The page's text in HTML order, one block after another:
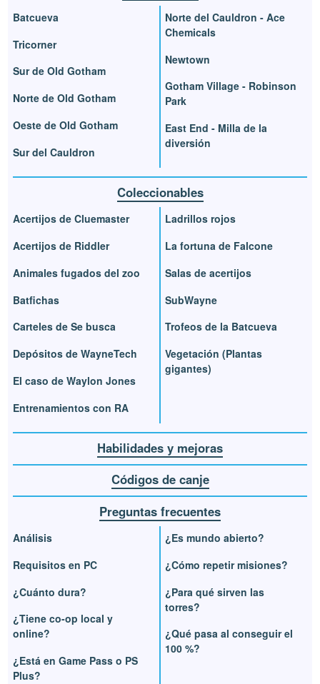
Batcueva
Tricorner
Sur de Old Gotham
Norte de Old Gotham
Oeste de Old Gotham
Sur del Cauldron
Norte del Cauldron - Ace
Chemicals
Newtown
Gotham Village - Robinson
Park
East End - Milla de la
diversión
Coleccionables
Acertijos de Cluemaster
Acertijos de Riddler
Animales fugados del zoo
Batfichas
Carteles de Se busca
Depósitos de WayneTech
El caso de Waylon Jones
Entrenamientos con RA
Ladrillos rojos
La fortuna de Falcone
Salas de acertijos
SubWayne
Trofeos de la Batcueva
Vegetación (Plantas
gigantes)
Habilidades y mejoras
Códigos de canje
Preguntas frecuentes
Análisis
Requisitos en PC
¿Cuánto dura?
¿Tiene co-op local y
online?
¿Está en Game Pass o PS
Plus?
¿Es mundo abierto?
¿Cómo repetir misiones?
¿Para qué sirven las
torres?
¿Qué pasa al conseguir el
100 %?